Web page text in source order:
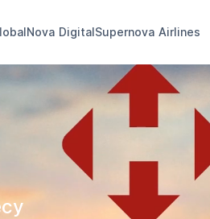
Nova DigitalSupernova Airlines